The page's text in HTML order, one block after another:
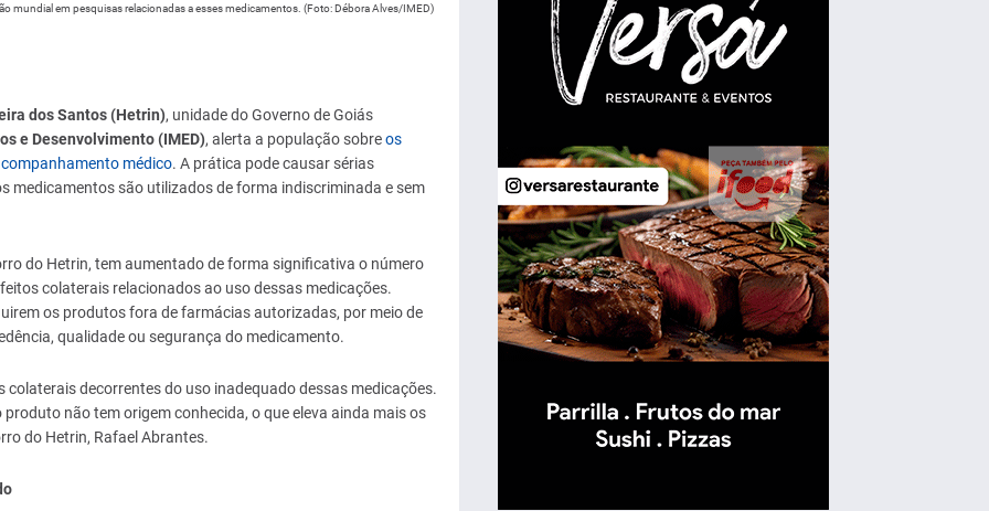
mundial em pesquisas relacionadas a esses medicamentos. (Foto: Débora Alves/IMED)
dos Santos (Hetrin), unidade do Governo de Goiás
e Desenvolvimento (IMED), alerta a população sobreos
médico. A prática pode causar sérias
medicamentos são utilizados de forma indiscriminada e sem
do Hetrin, tem aumentado de forma significativa o número
colaterais relacionados ao uso dessas medicações.
os produtos fora de farmácias autorizadas, por meio de
qualidade ou segurança do medicamento.
colaterais decorrentes do uso inadequado dessas medicações.
não tem origem conhecida, o que eleva ainda mais os
do Hetrin, Rafael Abrantes.